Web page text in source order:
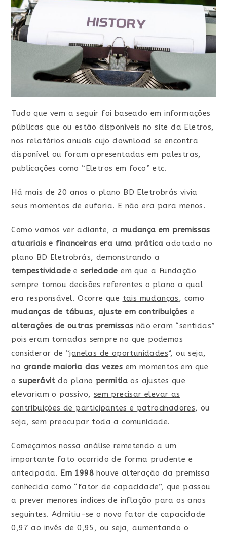
Tudo que vem a seguir foi baseado em informações
públicas que ou estão disponíveis no site da Eletros,
nos relatórios anuais cujo download se encontra
disponível ou foram apresentadas em palestras,
publicações como “Eletros em foco” etc.
Há mais de 20 anos o plano BD Eletrobrás vivia
seus momentos de euforia. E não era para menos.
Como vamos ver adiante, a mudança em premissas
atuariais e financeiras era uma prática adotada no
plano BD Eletrobrás, demonstrando a
tempestividade eseriedadeem que a Fundação
sempre tomou decisões referentes o plano a qual
era responsável. Ocorre que tais mudanças, como
mudanças de tábuas,ajuste em contribuições e
alterações de outras premissas não eram “sentidas”
pois eram tomadas sempre no que podemos
considerar de “janelas de oportunidades“, ou seja,
na grande maioria das vezes em momentos em que
osuperávitdo plano permitia os ajustes que
elevariam o passivo, sem precisar elevar as
contribuições de participantes e patrocinadores, ou
seja, sem preocupar toda a comunidade.
Começamos nossa análise remetendo a um
importante fato ocorrido de forma prudente e
antecipada. Em 1998 houve alteração da premissa
conhecida como “fator de capacidade”, que passou
a prever menores índices de inflação para os anos
seguintes. Admitiu-se o novo fator de capacidade
0,97 ao invés de 0,95, ou seja, aumentando o